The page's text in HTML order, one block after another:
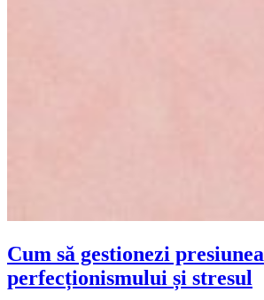
Cum să gestionezi presiunea
perfecționismului și stresul